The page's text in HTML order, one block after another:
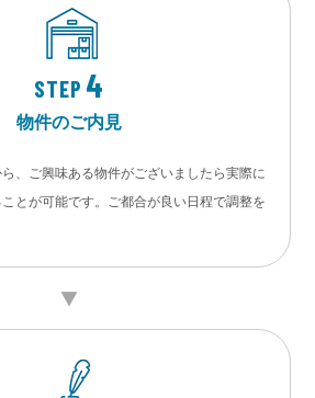
STEP 4
物件のご内見
、ご興味ある物件がございましたら実際に
とが可能です。ご都合が良い日程で調整を